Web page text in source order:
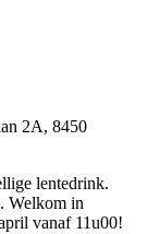
2A, 8450
lentedrink.
Welkom in
vanaf 11u00!